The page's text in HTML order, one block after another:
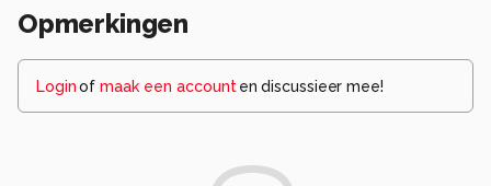
Opmerkingen
Loginof maak een account en discussieer mee!